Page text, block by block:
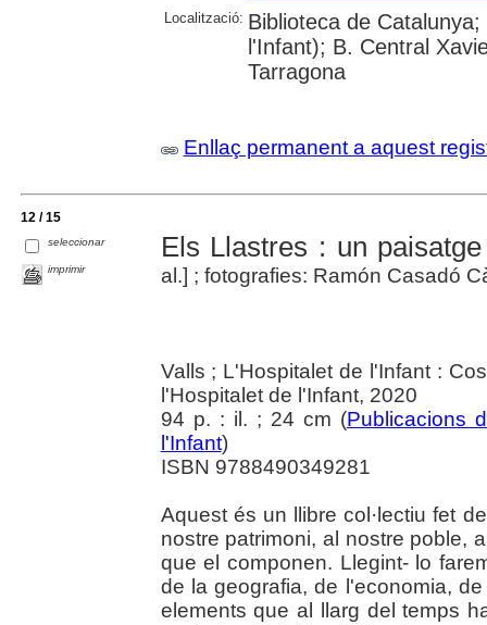
Localització: Biblioteca de
l'Infant); B. Central
Tarragona
Enllaç permanent a aquest
12 / 15
seleccionar
imprimir
Els Llastres : un
al.] ; fotografies: Ramón Casadó
Valls ; L'Hospitalet de l'Infant :
l'Hospitalet de l'Infant, 2020
94 p. : il. ; 24 cm (Publicacions
l'Infant)
ISBN 9788490349281
Aquest és un llibre col·lectiu fet
nostre patrimoni, al nostre poble,
que el componen. Llegint- lo
de la geografia, de l'economia,
elements que al llarg del temps